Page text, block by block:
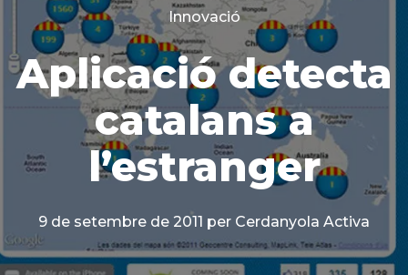
Categories
Innovació
Aplicació detecta
catalans a
l’estranger
9 de setembre de 2011 per Cerdanyola Activa